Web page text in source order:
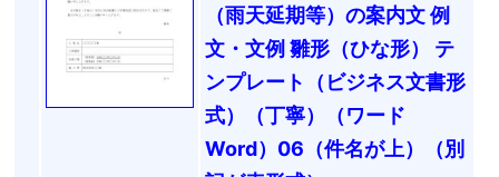
（雨天延期等）の案内文 例
文・文例 雛形（ひな形） テ
ンプレート（ビジネス文書形
式）（丁寧）（ワード
Word）06（件名が上）（別